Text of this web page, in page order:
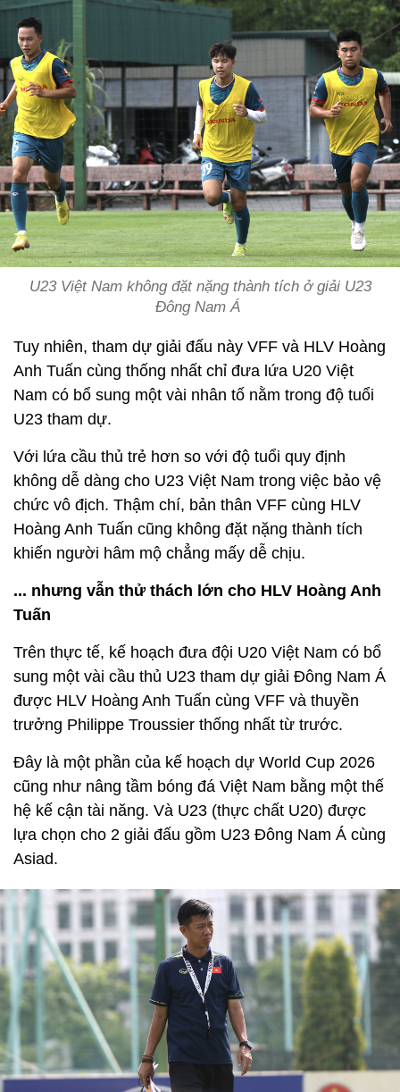
U23 Việt Nam không đặt nặng thành tích ở giải U23
Đông Nam Á
Tuy nhiên, tham dự giải đấu này VFF và HLV Hoàng
Anh Tuấn cùng thống nhất chỉ đưa lứa U20 Việt
Nam có bổ sung một vài nhân tố nằm trong độ tuổi
U23 tham dự.
Với lứa cầu thủ trẻ hơn so với độ tuổi quy định
không dễ dàng cho U23 Việt Nam trong việc bảo vệ
chức vô địch. Thậm chí, bản thân VFF cùng HLV
Hoàng Anh Tuấn cũng không đặt nặng thành tích
khiến người hâm mộ chẳng mấy dễ chịu.
... nhưng vẫn thử thách lớn cho HLV Hoàng Anh
Tuấn
Trên thực tế, kế hoạch đưa đội U20 Việt Nam có bổ
sung một vài cầu thủ U23 tham dự giải Đông Nam Á
được HLV Hoàng Anh Tuấn cùng VFF và thuyền
trưởng Philippe Troussier thống nhất từ trước.
Đây là một phần của kế hoạch dự World Cup 2026
cũng như nâng tầm bóng đá Việt Nam bằng một thế
hệ kế cận tài năng. Và U23 (thực chất U20) được
lựa chọn cho 2 giải đấu gồm U23 Đông Nam Á cùng
Asiad.